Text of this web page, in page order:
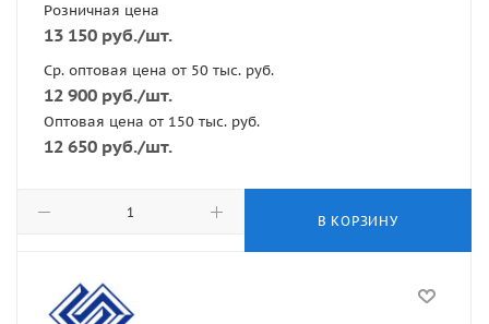
Розничная цена
13 150 руб./шт.
Ср. оптовая цена от 50 тыс. руб.
12 900 руб./шт.
Оптовая цена от 150 тыс. руб.
12 650 руб./шт.
В КОРЗИНУ